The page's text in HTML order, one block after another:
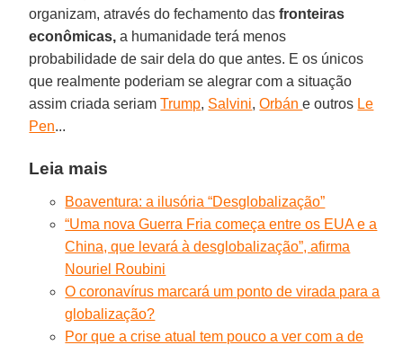
organizam, através do fechamento dasfronteiras
econômicas, a humanidade terá menos
probabilidade de sair dela do que antes. E os únicos
que realmente poderiam se alegrar com a situação
assim criada seriamTrump, Salvini,Orbáne outros Le
Pen...
Leia mais
Boaventura: a ilusória “Desglobalização”
“Uma nova Guerra Fria começa entre os EUA e a
China, que levará à desglobalização”, afirma
Nouriel Roubini
O coronavírus marcará um ponto de virada para a
globalização?
Por que a crise atual tem pouco a ver com a de